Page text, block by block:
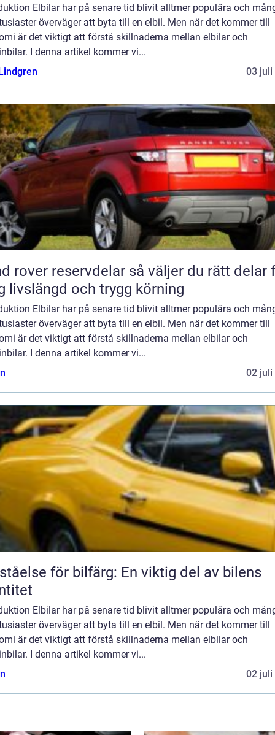
Elbilar har på senare tid blivit alltmer populära och
överväger att byta till en elbil. Men när det kommer till
är det viktigt att förstå skillnaderna mellan elbilar och
I denna artikel kommer vi...
03 juli
reservdelar så väljer du rätt delar för
livslängd och trygg körning
Elbilar har på senare tid blivit alltmer populära och
överväger att byta till en elbil. Men när det kommer till
är det viktigt att förstå skillnaderna mellan elbilar och
I denna artikel kommer vi...
02 juli
för bilfärg: En viktig del av bilens
Elbilar har på senare tid blivit alltmer populära och
överväger att byta till en elbil. Men när det kommer till
är det viktigt att förstå skillnaderna mellan elbilar och
I denna artikel kommer vi...
02 juli